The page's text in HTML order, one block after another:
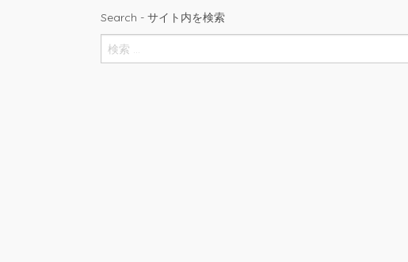
Search - サイト内を検索